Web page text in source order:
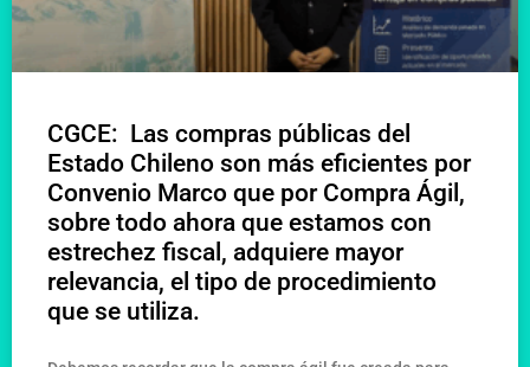
CGCE: Las compras públicas del
Estado Chileno son más eficientes por
Convenio Marco que por Compra Ágil,
sobre todo ahora que estamos con
estrechez fiscal, adquiere mayor
relevancia, el tipo de procedimiento
que se utiliza.